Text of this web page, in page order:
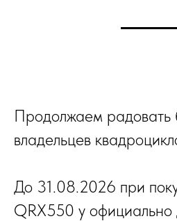
Продолжаем радовать
владельцев
До 31.08.2026 при
QRX550 у официально